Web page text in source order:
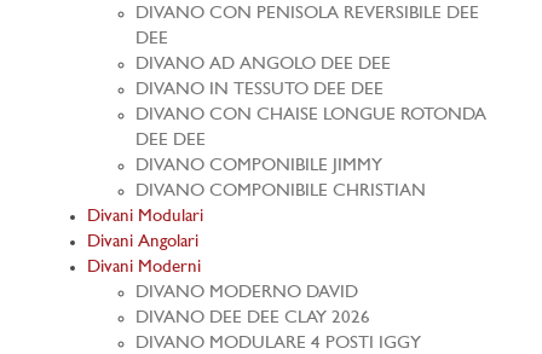
DIVANO CON PENISOLA REVERSIBILE DEE
DEE
DIVANO AD ANGOLO DEE DEE
DIVANO IN TESSUTO DEE DEE
DIVANO CON CHAISE LONGUE ROTONDA
DEE DEE
DIVANO COMPONIBILE JIMMY
DIVANO COMPONIBILE CHRISTIAN
Divani Modulari
Divani Angolari
Divani Moderni
DIVANO MODERNO DAVID
DIVANO DEE DEE CLAY 2026
DIVANO MODULARE 4 POSTI IGGY